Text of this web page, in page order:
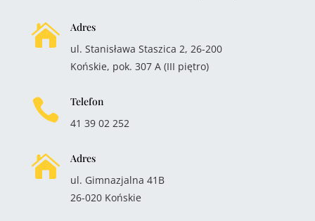

Adres
ul. Stanisława Staszica 2, 26-200
Końskie, pok. 307 A (III piętro)

Telefon
41 39 02 252

Adres
ul. Gimnazjalna 41B
26-020 Końskie